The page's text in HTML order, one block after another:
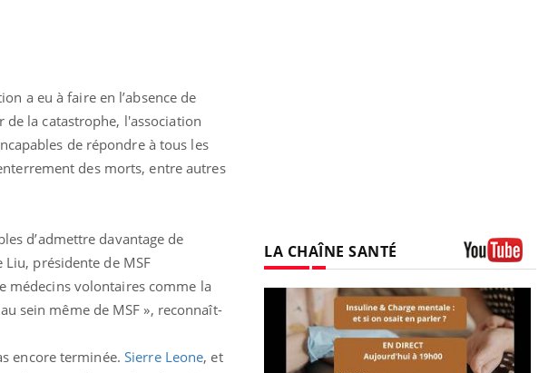
a eu à faire en l’absence de
de la catastrophe, l'association
de répondre à tous les
des morts, entre autres
d’admettre davantage de
présidente de MSF
médecins volontaires comme la
sein même de MSF », reconnaît-
encore terminée. Sierre Leone, et
LA CHAÎNE SANTÉ